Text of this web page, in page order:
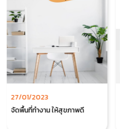
27/01/2023
จัดพื้นที่ทำงาน ให้สุขภาพดี